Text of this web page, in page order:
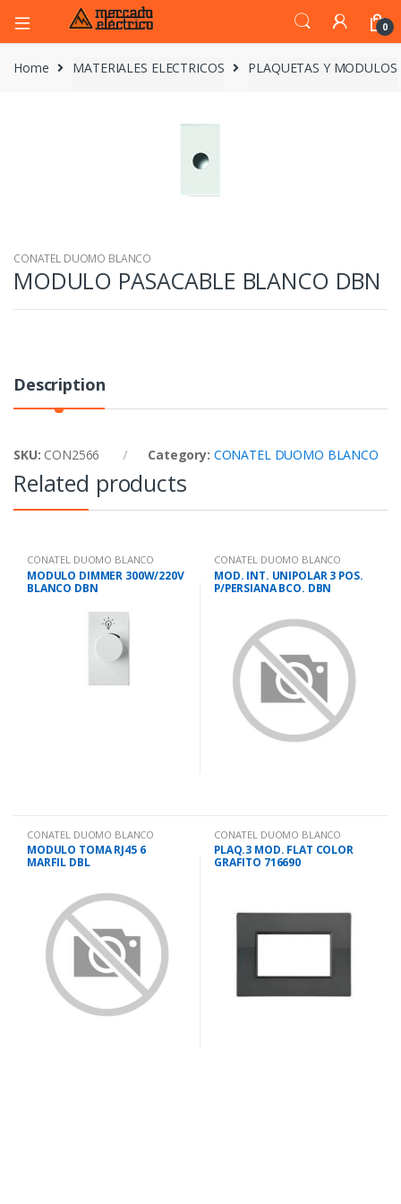
0
Home MATERIALES ELECTRICOS PLAQUETAS Y MODULOS
CONATEL DUOMO BLANCO
MODULO PASACABLE BLANCO DBN
Description
SKU: CON2566 Category: CONATEL DUOMO BLANCO
Related products
CONATEL DUOMO BLANCO
MODULO DIMMER 300W/220V
BLANCO DBN
CONATEL DUOMO BLANCO
MOD. INT. UNIPOLAR 3 POS.
P/PERSIANA BCO. DBN
CONATEL DUOMO BLANCO
MODULO TOMA RJ45 6
MARFIL DBL
CONATEL DUOMO BLANCO
PLAQ.3 MOD. FLAT COLOR
GRAFITO 716690